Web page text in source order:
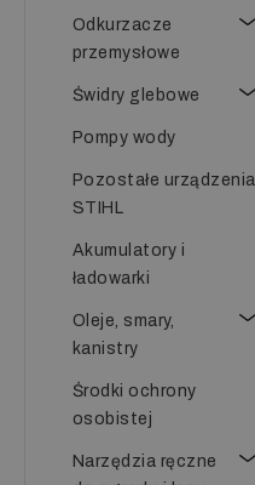
Odkurzacze
przemysłowe
Świdry glebowe
Pompy wody
Pozostałe urządzenia
STIHL
Akumulatory i
ładowarki
Oleje, smary,
kanistry
Środki ochrony
osobistej
Narzędzia ręczne